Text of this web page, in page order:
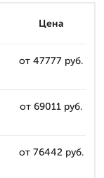
Цена
от 47777 руб.
от 69011 руб.
от 76442 руб.